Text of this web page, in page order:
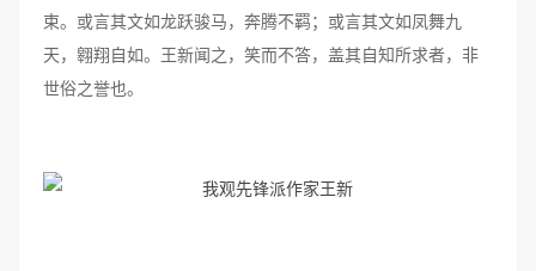
束。或言其文如龙跃骏马，奔腾不羁；或言其文如凤舞九
天，翱翔自如。王新闻之，笑而不答，盖其自知所求者，非
世俗之誉也。